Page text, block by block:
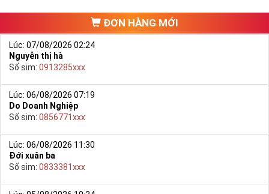
Ngoài ra quý khách chưa ưng ý về Sim Tứ Quý 2 có cũng thể tham
khảo thêm Sim Vinaphone,Sim Gmobile, Sim Tứ Quý Giữa
ĐƠN HÀNG MỚI
Lúc: 07/08/2026 02:24
Nguyễn thị hà
Số sim: 0913285xxx
Lúc: 06/08/2026 07:19
Do Doanh Nghiệp
Số sim: 0856771xxx
Lúc: 06/08/2026 11:30
Đới xuân ba
Số sim: 0833381xxx